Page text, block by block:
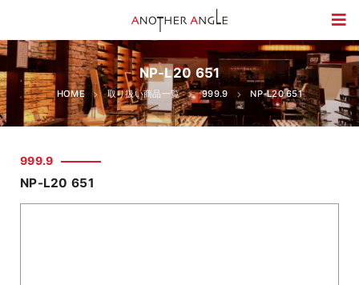
NP-L20 651
HOME 取り扱い商品一覧 999.9 NP-L20 651
999.9
NP-L20 651